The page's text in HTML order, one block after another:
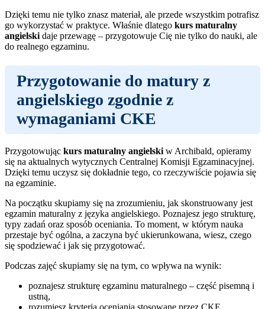
Dzięki temu nie tylko znasz materiał, ale przede wszystkim potrafisz
go wykorzystać w praktyce. Właśnie dlatego kurs maturalny
angielski daje przewagę – przygotowuje Cię nie tylko do nauki, ale
do realnego egzaminu.
Przygotowanie do matury z
angielskiego zgodnie z
wymaganiami CKE
Przygotowując kurs maturalny angielski w Archibald, opieramy
się na aktualnych wytycznych Centralnej Komisji Egzaminacyjnej.
Dzięki temu uczysz się dokładnie tego, co rzeczywiście pojawia się
na egzaminie.
Na początku skupiamy się na zrozumieniu, jak skonstruowany jest
egzamin maturalny z języka angielskiego. Poznajesz jego strukturę,
typy zadań oraz sposób oceniania. To moment, w którym nauka
przestaje być ogólna, a zaczyna być ukierunkowana, wiesz, czego
się spodziewać i jak się przygotować.
Podczas zajęć skupiamy się na tym, co wpływa na wynik:
poznajesz strukturę egzaminu maturalnego – część pisemną i
ustną,
rozumiesz kryteria oceniania stosowane przez CKE,